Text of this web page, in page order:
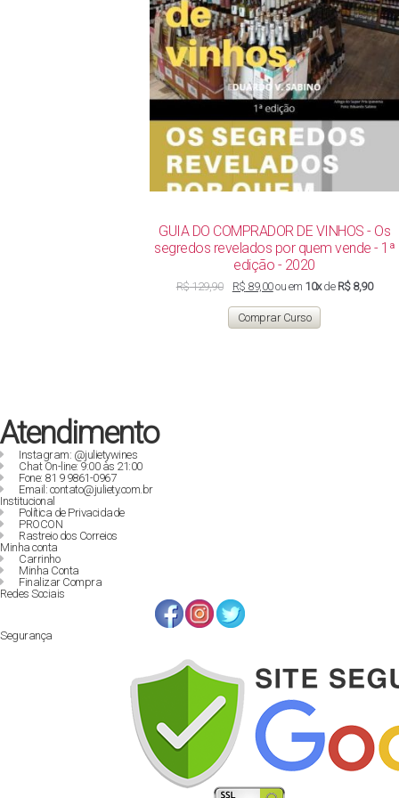
GUIA DO COMPRADOR DE VINHOS - Os
segredos revelados por quem vende - 1ª
edição - 2020
R$129,90
original
era:
R$ 129,90.
R$ 89,00O
atual
é:
R$ 89,00.
ou em 10xde R$ 8,90
Comprar Curso
Atendimento
Instagram: @julietywines
Chat On-line: 9:00 às 21:00
Fone: 81 9 9861-0967
Email: contato@juliety.com.br
Institucional
Política de Privacidade
PROCON
Rastreio dos Correios
Minha conta
Carrinho
Minha Conta
Finalizar Compra
Redes Sociais
Segurança